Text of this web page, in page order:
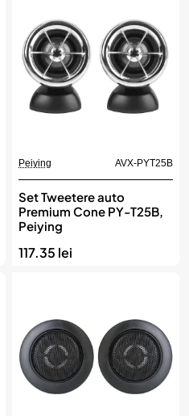
Peiying AVX-PYT25B
Set Tweetere auto
Premium Cone PY-T25B,
Peiying
117.35 lei